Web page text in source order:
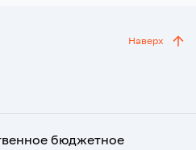
Наверх
бюджетное